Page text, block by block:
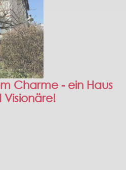
Charme - ein Haus